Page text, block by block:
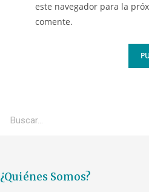
este navegador para la
comente.
¿Quiénes Somos?